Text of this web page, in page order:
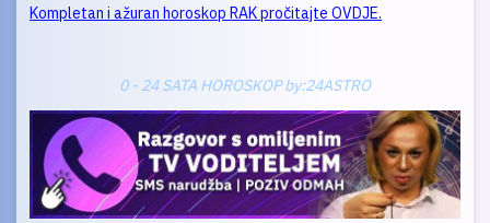
Kompletan i ažuran horoskop RAK pročitajte OVDJE.
0 - 24 SATA HOROSKOP by:24ASTRO